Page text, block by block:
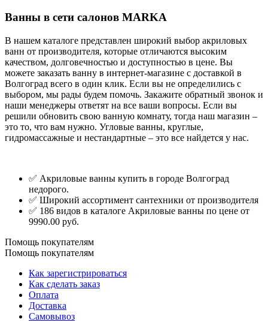
Ванны в сети салонов MARKA
В нашем каталоге представлен широкий выбор акриловых
ванн от производителя, которые отличаются высоким
качеством, долговечностью и доступностью в цене. Вы
можете заказать ванну в интернет-магазине с доставкой в
Волгоград всего в один клик. Если вы не определились с
выбором, мы рады будем помочь. Закажите обратный звонок и
наши менеджеры ответят на все ваши вопросы. Если вы
решили обновить свою ванную комнату, тогда наш магазин –
это то, что вам нужно. Угловые ванны, круглые,
гидромассажные и нестандартные – это все найдется у нас.
✅ Акриловые ванны купить в городе Волгоград
недорого.
✅ Широкий ассортимент сантехники от производителя
✅ 186 видов в каталоге Акриловые ванны по цене от
9990.00 руб.
Помощь покупателям
Помощь покупателям
Как зарегистрироваться
Как сделать заказ
Оплата
Доставка
Самовывоз